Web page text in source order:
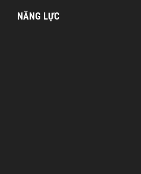
NĂNG LỰC